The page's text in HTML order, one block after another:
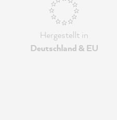
Hergestellt in
Deutschland & EU